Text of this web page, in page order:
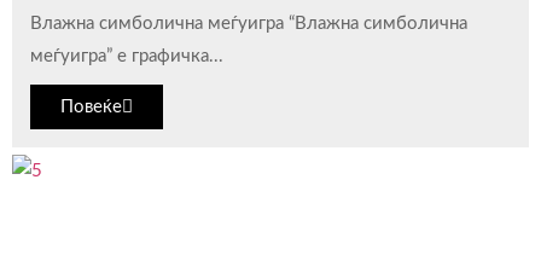
Влажна симболична меѓуигра “Влажна симболична
меѓуигра” е графичка...
Повеќе